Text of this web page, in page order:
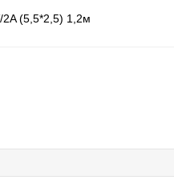
2A (5,5*2,5) 1,2м